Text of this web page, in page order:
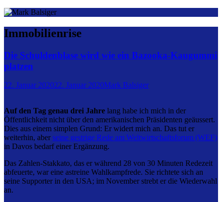
Immobilienrise
Die Schuldenblase wird wie ein Bazooka-Kaugummi
platzen
22. Januar 202022. Januar 2020Mark Balsiger
Auf den Tag genau drei Jahre lang habe ich mich in der
Öffentlichkeit nicht über den amerikanischen Präsidenten geäussert.
Dies aus einem simplen Grund: Er widert mich an. Das tut er
weiterhin, aberseine gestrige Rede am Weltwirtschaftsforum (WEF)
in Davos bedarf einer Ergänzung.
Das Zahlen-Stakkato, das er während 28 von 30 Minuten Redezeit
abfeuerte, war eine astreine Wahlkampfrede. Sie richtete sich an
seine Supporter in den USA; im November strebt er die Wiederwahl
an.